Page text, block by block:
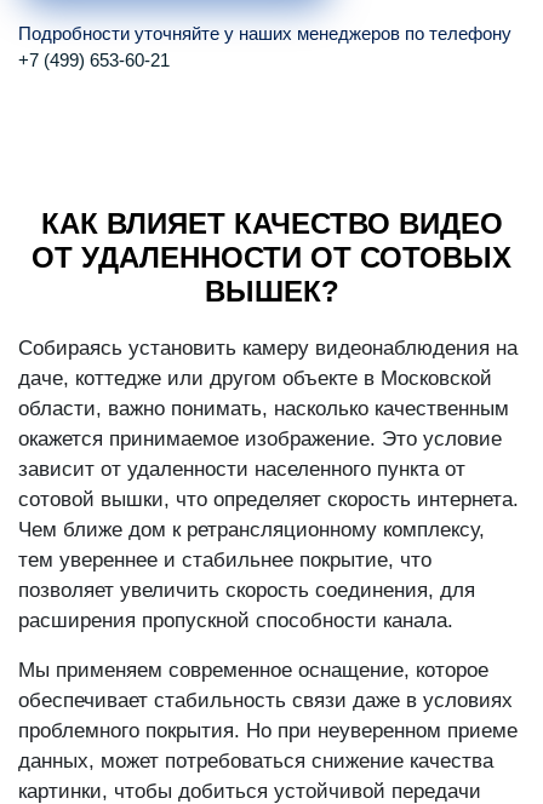
Подробности уточняйте у наших менеджеров по телефону
+7 (499) 653-60-21
КАК ВЛИЯЕТ КАЧЕСТВО ВИДЕО
ОТ УДАЛЕННОСТИ ОТ СОТОВЫХ
ВЫШЕК?
Собираясь установить камеру видеонаблюдения на
даче, коттедже или другом объекте в Московской
области, важно понимать, насколько качественным
окажется принимаемое изображение. Это условие
зависит от удаленности населенного пункта от
сотовой вышки, что определяет скорость интернета.
Чем ближе дом к ретрансляционному комплексу,
тем увереннее и стабильнее покрытие, что
позволяет увеличить скорость соединения, для
расширения пропускной способности канала.
Мы применяем современное оснащение, которое
обеспечивает стабильность связи даже в условиях
проблемного покрытия. Но при неуверенном приеме
данных, может потребоваться снижение качества
картинки, чтобы добиться устойчивой передачи